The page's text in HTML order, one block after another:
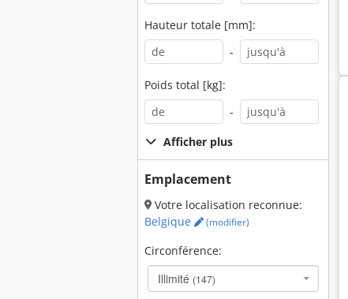
Hauteur totale [mm]:
-
Poids total [kg]:
-
Afficher plus
Emplacement
Votre localisation reconnue:
Belgique
(modifier)
Circonférence:
Illimité (147)